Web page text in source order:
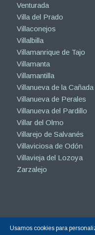
Venturada
Villa del Prado
Villaconejos
Villalbilla
Villamanrique de Tajo
Villamanta
Villamantilla
Villanueva de la Cañada
Villanueva de Perales
Villanueva del Pardillo
Villar del Olmo
Villarejo de Salvanés
Villaviciosa de Odón
Villavieja del Lozoya
Zarzalejo
Usamos cookies para